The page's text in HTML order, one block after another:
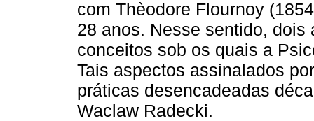
com Thèodore Flournoy
28 anos. Nesse sentido,
conceitos sob os quais a
Tais aspectos assinalados
práticas desencadeadas
Waclaw Radecki.